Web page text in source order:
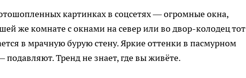
картинках в соцсетях — огромные окна,
же комнате с окнами на север или во двор-колодец тот
в мрачную бурую стену. Яркие оттенки в пасмурном
Тренд не знает, где вы живёте.